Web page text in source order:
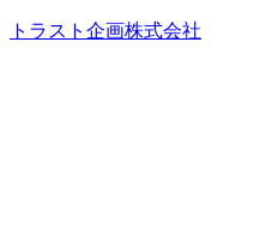
トラスト企画株式会社